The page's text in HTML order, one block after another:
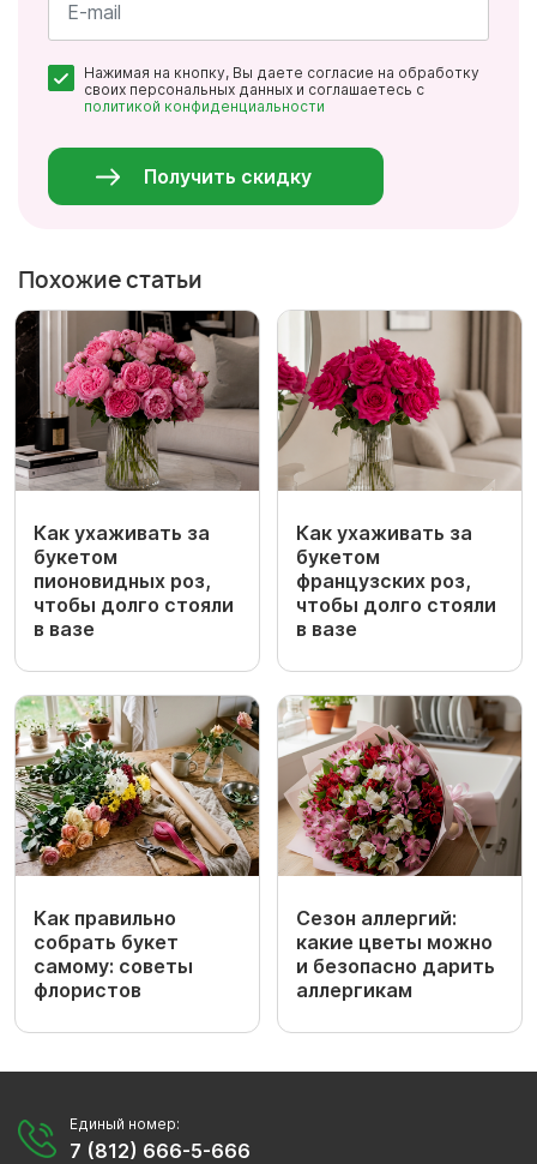
*
Нажимая на кнопку, Вы даете согласие на обработку
своих персональных данных и соглашаетесь с
политикой конфиденциальности
Получить скидку
Похожие статьи
Как ухаживать за
букетом
пионовидных роз,
чтобы долго стояли
в вазе
Как ухаживать за
букетом
французских роз,
чтобы долго стояли
в вазе
Как правильно
собрать букет
самому: советы
флористов
Сезон аллергий:
какие цветы можно
и безопасно дарить
аллергикам
Единый номер:
7 (812) 666-5-666